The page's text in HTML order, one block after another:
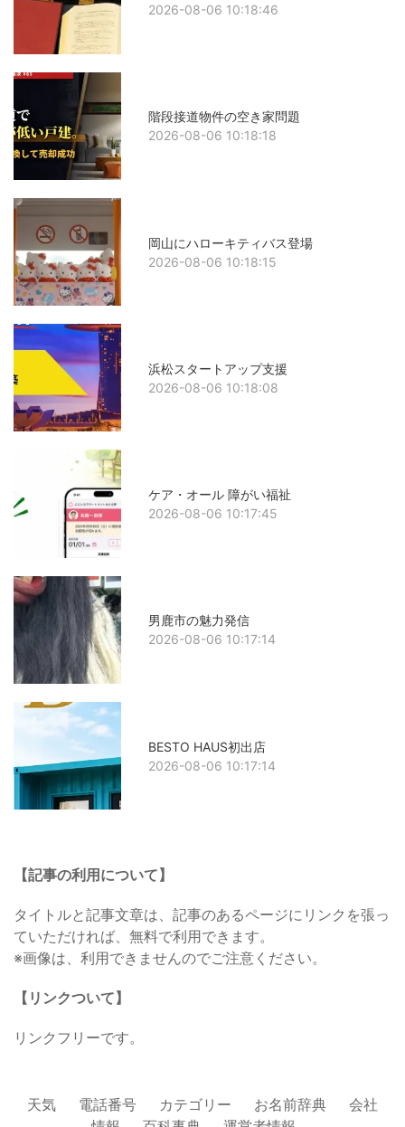
2026-08-06 10:18:46
階段接道物件の空き家問題
2026-08-06 10:18:18
岡山にハローキティバス登場
2026-08-06 10:18:15
浜松スタートアップ支援
2026-08-06 10:18:08
ケア・オール 障がい福祉
2026-08-06 10:17:45
男鹿市の魅力発信
2026-08-06 10:17:14
BESTO HAUS初出店
2026-08-06 10:17:14
【記事の利用について】
タイトルと記事文章は、記事のあるページにリンクを張っ
ていただければ、無料で利用できます。
※画像は、利用できませんのでご注意ください。
【リンクついて】
リンクフリーです。
天気 電話番号 カテゴリー お名前辞典
会社